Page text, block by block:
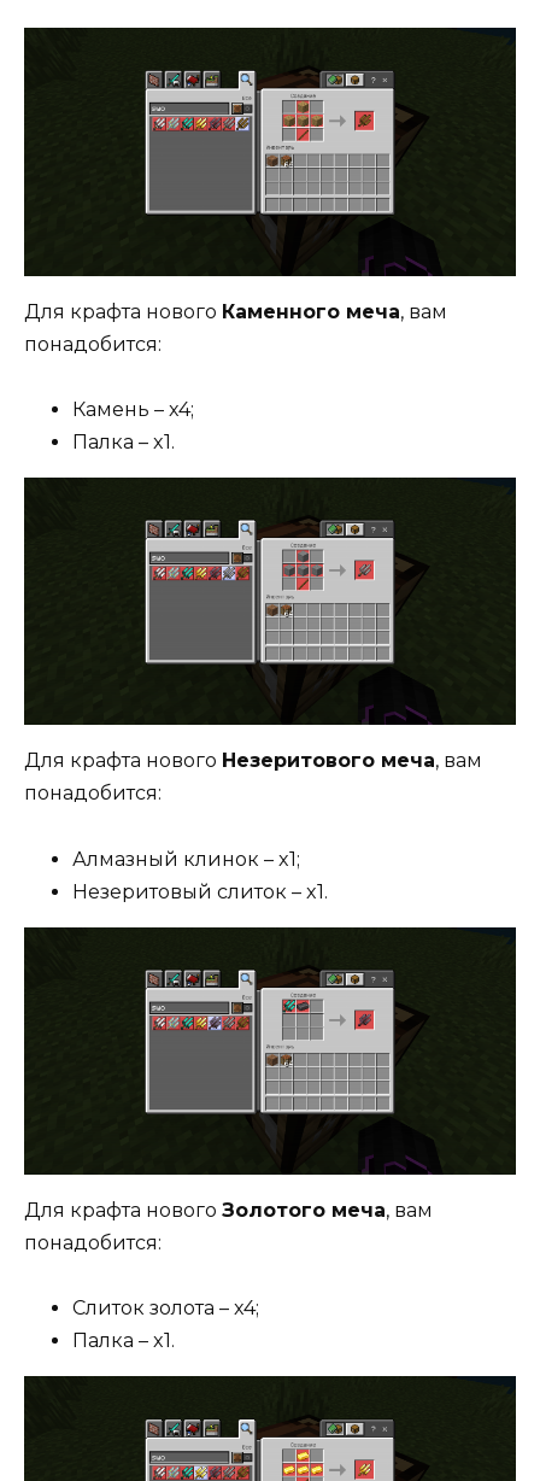
Для крафта нового Каменного меча, вам
понадобится:
Камень – x4;
Палка – x1.
Для крафта нового Незеритового меча, вам
понадобится:
Алмазный клинок – x1;
Незеритовый слиток – x1.
Для крафта нового Золотого меча, вам
понадобится:
Слиток золота – x4;
Палка – x1.